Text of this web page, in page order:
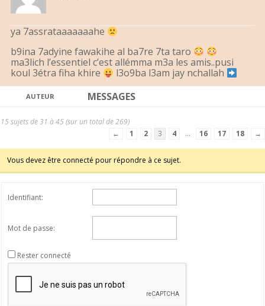
ya 7assrataaaaaaahe
b9ina 7adyine fawakihe al ba7re 7ta taro
ma3lich l’essentiel c’est allémma m3a les amis..pusi
koul 3étra fiha khire
l3o9ba l3am jay nchallah
AUTEUR MESSAGES
15 sujets de 31 à 45 (sur un total de 269)
←
1 2 3 4 … 16 17 18 →
Vous devez être connecté pour répondre à ce sujet.
Identifiant:
Mot de passe:
Rester connecté